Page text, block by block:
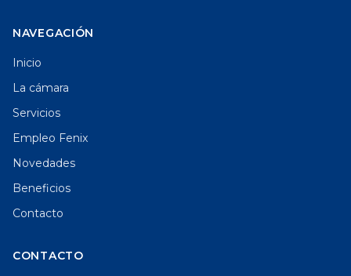
NAVEGACIÓN
Inicio
La cámara
Servicios
Empleo Fenix
Novedades
Beneficios
Contacto
CONTACTO